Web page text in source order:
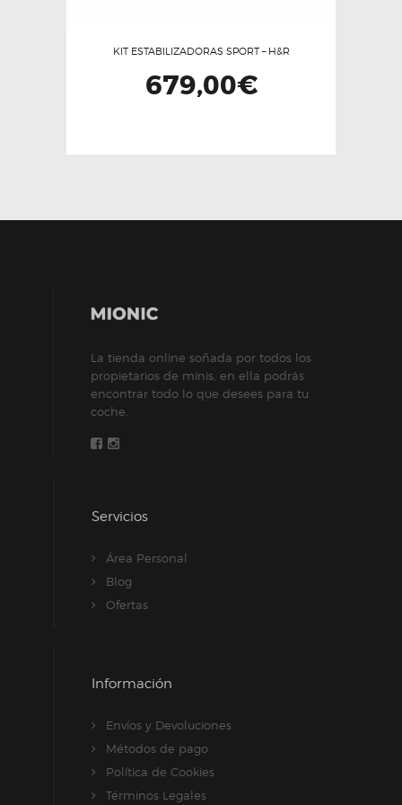
KIT ESTABILIZADORAS SPORT – H&R
679,00€
La tienda online soñada por todos los
propietarios de minis, en ella podrás
encontrar todo lo que desees para tu
coche.
Servicios
Área Personal
Blog
Ofertas
Información
Envíos y Devoluciones
Métodos de pago
Política de Cookies
Términos Legales